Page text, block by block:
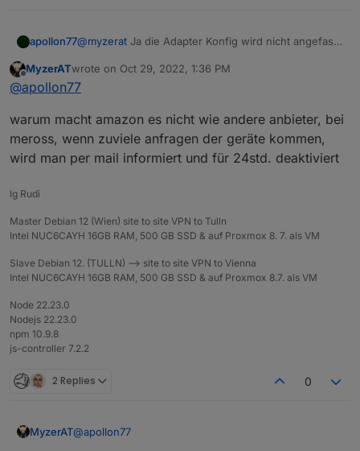
apollon77@myzerat Ja die Adapter Konfig wird nicht angefasst
Da sollte stehen "360 zu klein, setzte wass höheres"
...
Offline
MyzerATwrote on Oct 29, 2022, 1:36 PM
last edited by
@apollon77
warum macht amazon es nicht wie andere anbieter, bei
meross, wenn zuviele anfragen der geräte kommen,
wird man per mail informiert und für 24std. deaktiviert
lg Rudi
Master Debian 12 (Wien) site to site VPN to Tulln
Intel NUC6CAYH 16GB RAM, 500 GB SSD & auf Proxmox 8. 7. als VM
Slave Debian 12. (TULLN) --> site to site VPN to Vienna
Intel NUC6CAYH 16GB RAM, 500 GB SSD & auf Proxmox 8.7. als VM
Node 22.23.0
Nodejs 22.23.0
npm 10.9.8
js-controller 7.2.2
2 Replies 0
MyzerAT@apollon77